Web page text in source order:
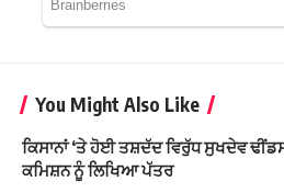
You Might Also Like
ਕਿਸਾਨਾਂ ‘ਤੇ ਹੋਈ ਤਸ਼ਦੱਦ ਵਿਰੁੱਧ ਸੁਖਦੇਵ
ਕਮਿਸ਼ਨ ਨੂੰ ਲਿਖਿਆ ਪੱਤਰ